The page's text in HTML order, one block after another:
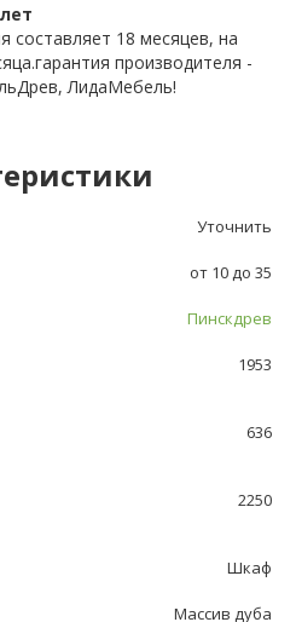
составляет 18 месяцев, на
производителя -
ЛидаМебель!
Уточнить
от 10 до 35
Пинскдрев
1953
636
2250
Шкаф
Массив дуба